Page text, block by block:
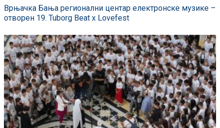
Врњачка Бања регионални центар електронске музике –
отворен 19. Tuborg Beat x Lovefest